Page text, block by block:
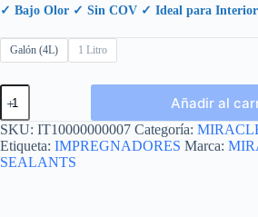
✓ Bajo Olor ✓ Sin COV ✓ Ideal para
Galón (4L) 1 Litro
511
H2O
PLUS
cantidad
Añadir al
SKU: IT10000000007 Categoría:
Etiqueta: IMPREGNADORES Marca:
SEALANTS